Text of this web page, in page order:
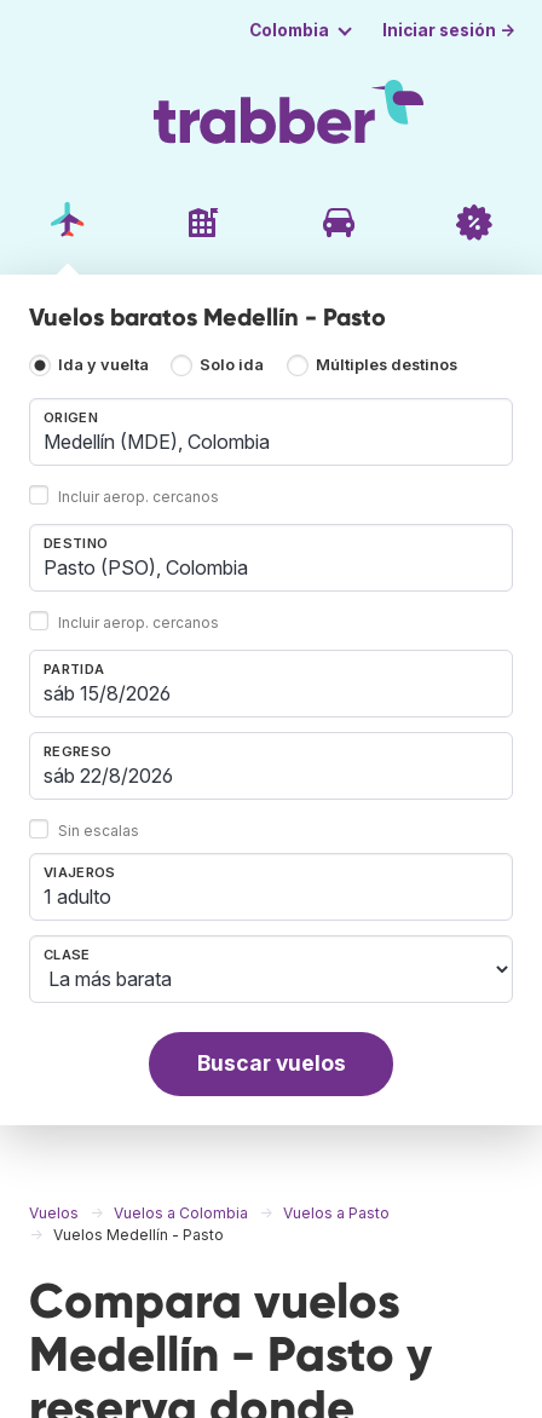
Colombia Iniciar sesión →
Vuelos baratos Medellín - Pasto
Ida y vuelta Solo ida Múltiples destinos
ORIGEN
Incluir aerop. cercanos
DESTINO
Incluir aerop. cercanos
PARTIDA
REGRESO
Sin escalas
VIAJEROS
1 adulto
CLASE
Buscar vuelos
Vuelos Vuelos a Colombia
Vuelos a Pasto
Vuelos Medellín - Pasto
Compara vuelos
Medellín - Pasto y